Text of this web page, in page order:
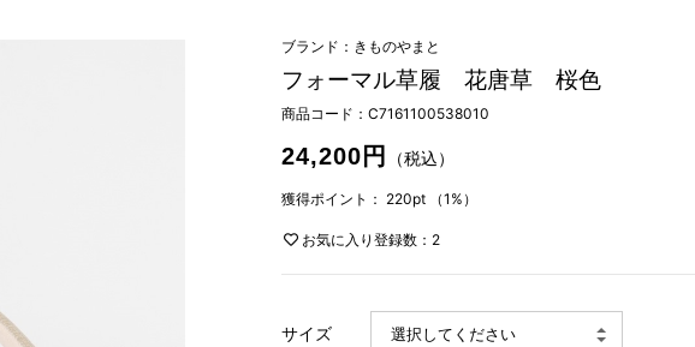
ブランド：きものやまと
フォーマル草履 花唐草 桜色
商品コード： C7161100538010
24,200円 （税込）
獲得ポイント： 220pt （1%）
お気に入り登録数：2
サイズ